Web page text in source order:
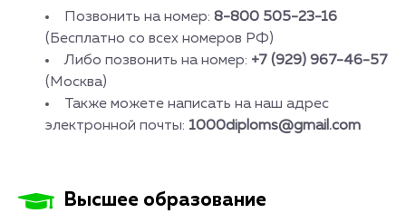
Позвонить на номер: 8-800 505-23-16
(Бесплатно со всех номеров РФ)
Либо позвонить на номер: +7 (929) 967-46-57
(Москва)
Также можете написать на наш адрес
электронной почты: 1000diploms@gmail.com
Высшее образование